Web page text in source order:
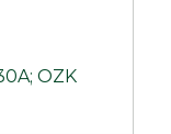
OZK